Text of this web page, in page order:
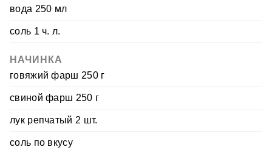
вода 250 мл
соль 1 ч. л.
НАЧИНКА
говяжий фарш 250 г
свиной фарш 250 г
лук репчатый 2 шт.
соль по вкусу